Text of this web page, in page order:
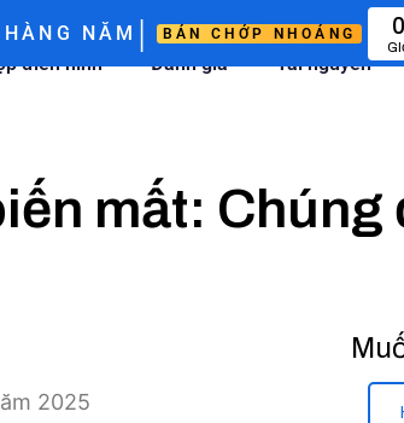
NĂM | BÁN CHỚP NHOÁNG 0
điển hình Đánh giá Tài nguyên
mất: Chúng
2025